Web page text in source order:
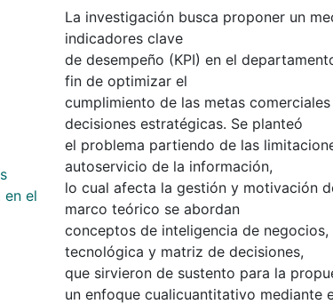
en el
La investigación busca proponer un
indicadores clave
de desempeño (KPI) en el
fin de optimizar el
cumplimiento de las metas
decisiones estratégicas. Se planteó
el problema partiendo de las
autoservicio de la información,
lo cual afecta la gestión y motivación
marco teórico se abordan
conceptos de inteligencia de
tecnológica y matriz de decisiones,
que sirvieron de sustento para la
un enfoque cualicuantitativo mediante